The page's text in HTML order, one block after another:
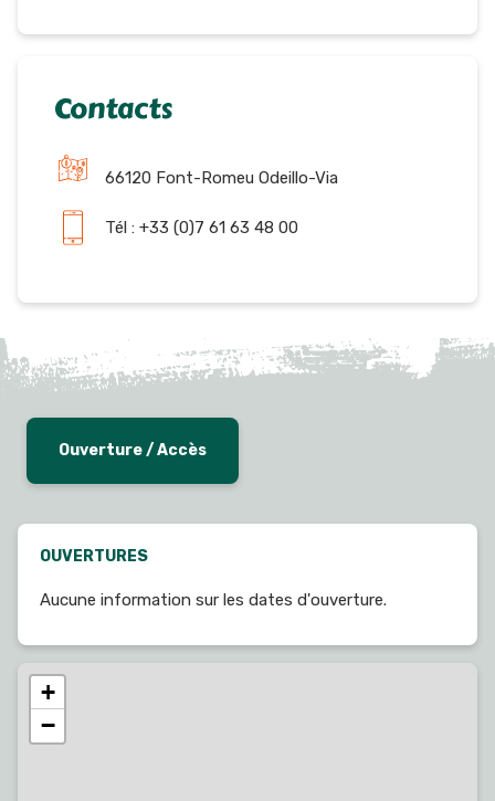
Contacts
66120 Font-Romeu Odeillo-Via
Tél : +33 (0)7 61 63 48 00
Ouverture / Accès
OUVERTURES
Aucune information sur les dates d'ouverture.
+
−